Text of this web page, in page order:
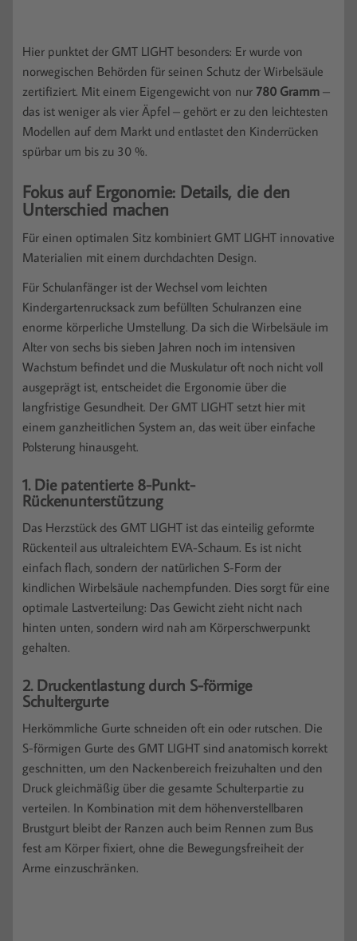
Hier punktet der GMT LIGHT besonders: Er wurde von
norwegischen Behörden für seinen Schutz der Wirbelsäule
zertifiziert. Mit einem Eigengewicht von nur 780 Gramm –
das ist weniger als vier Äpfel – gehört er zu den leichtesten
Modellen auf dem Markt und entlastet den Kinderrücken
spürbar um bis zu 30 %.
Fokus auf Ergonomie: Details, die den
Unterschied machen
Für einen optimalen Sitz kombiniert GMT LIGHT innovative
Materialien mit einem durchdachten Design.
Für Schulanfänger ist der Wechsel vom leichten
Kindergartenrucksack zum befüllten Schulranzen eine
enorme körperliche Umstellung. Da sich die Wirbelsäule im
Alter von sechs bis sieben Jahren noch im intensiven
Wachstum befindet und die Muskulatur oft noch nicht voll
ausgeprägt ist, entscheidet die Ergonomie über die
langfristige Gesundheit. Der GMT LIGHT setzt hier mit
einem ganzheitlichen System an, das weit über einfache
Polsterung hinausgeht.
1. Die patentierte 8-Punkt-
Rückenunterstützung
Das Herzstück des GMT LIGHT ist das einteilig geformte
Rückenteil aus ultraleichtem EVA-Schaum. Es ist nicht
einfach flach, sondern der natürlichen S-Form der
kindlichen Wirbelsäule nachempfunden. Dies sorgt für eine
optimale Lastverteilung: Das Gewicht zieht nicht nach
hinten unten, sondern wird nah am Körperschwerpunkt
gehalten.
2. Druckentlastung durch S-förmige
Schultergurte
Herkömmliche Gurte schneiden oft ein oder rutschen. Die
S-förmigen Gurte des GMT LIGHT sind anatomisch korrekt
geschnitten, um den Nackenbereich freizuhalten und den
Druck gleichmäßig über die gesamte Schulterpartie zu
verteilen. In Kombination mit dem höhenverstellbaren
Brustgurt bleibt der Ranzen auch beim Rennen zum Bus
fest am Körper fixiert, ohne die Bewegungsfreiheit der
Arme einzuschränken.